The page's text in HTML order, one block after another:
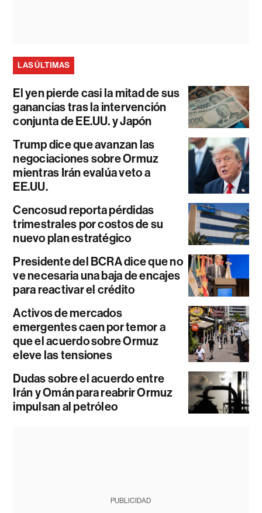
LAS ÚLTIMAS
El yen pierde casi la mitad de sus
ganancias tras la intervención
conjunta de EE.UU. y Japón
Trump dice que avanzan las
negociaciones sobre Ormuz
mientras Irán evalúa veto a
EE.UU.
Cencosud reporta pérdidas
trimestrales por costos de su
nuevo plan estratégico
Presidente del BCRA dice que no
ve necesaria una baja de encajes
para reactivar el crédito
Activos de mercados
emergentes caen por temor a
que el acuerdo sobre Ormuz
eleve las tensiones
Dudas sobre el acuerdo entre
Irán y Omán para reabrir Ormuz
impulsan al petróleo
PUBLICIDAD